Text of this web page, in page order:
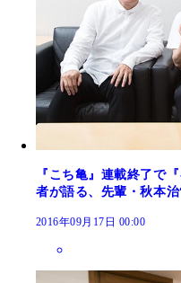
『こち亀』連載終了で
者が語る、先輩・秋本
2016年09月17日 00:00